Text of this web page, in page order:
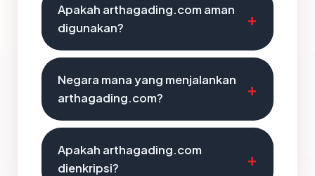
Apakah arthagading.com aman
digunakan?
Negara mana yang menjalankan
arthagading.com?
Apakah arthagading.com
dienkripsi?